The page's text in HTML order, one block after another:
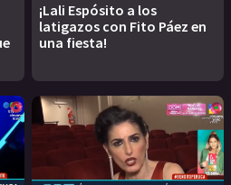
¡Lali Espósito a los
latigazos con Fito Páez en
una fiesta!